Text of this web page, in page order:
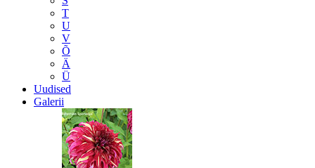
T
U
V
Õ
Ä
Ü
Uudised
Galerii